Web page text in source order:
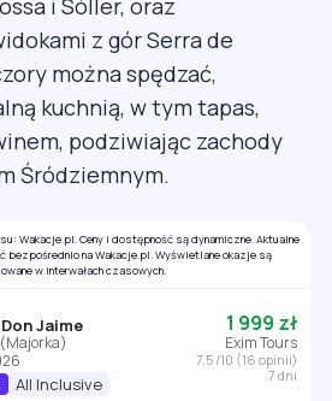
i Sóller, oraz
z gór Serra de
można spędzać,
kuchnią, w tym tapas,
podziwiając zachody
Śródziemnym.
Wakacje.pl. Ceny i dostępność są dynamiczne. Aktualne
bezpośrednio na Wakacje.pl. Wyświetlane okazje są
w interwałach czasowych.
Jaime
All Inclusive
1 999 zł
Exim Tours
7.5 /10 (16 opinii)
7 dni